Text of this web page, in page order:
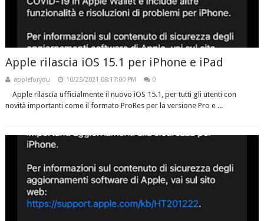
Apple rilascia iOS 15.1 per iPhone e iPad
appleforyou 10/25/2021 08:17:00 PM 0
Apple rilascia ufficialmente il nuovo iOS 15.1, per tutti gli utenti con
novità importanti come il formato ProRes per la versione Pro e ...